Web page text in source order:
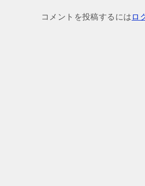
ー
コメントを投稿するには ロ